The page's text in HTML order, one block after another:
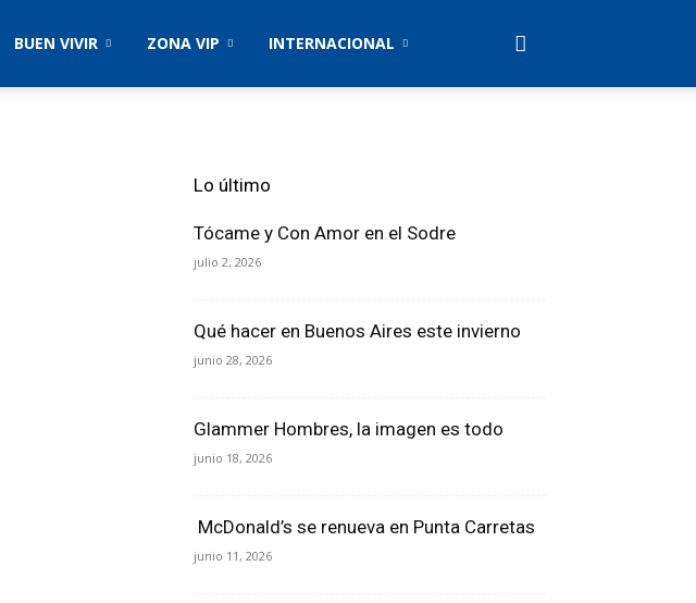
BUEN VIVIR ZONA VIP INTERNACIONAL
Lo último
Tócame y Con Amor en el Sodre
julio 2, 2026
Qué hacer en Buenos Aires este invierno
junio 28, 2026
Glammer Hombres, la imagen es todo
junio 18, 2026
McDonald’s se renueva en Punta Carretas
junio 11, 2026